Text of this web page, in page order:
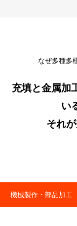
なぜ多種多
充填と金属加
い
それ
機械製作・部品加工